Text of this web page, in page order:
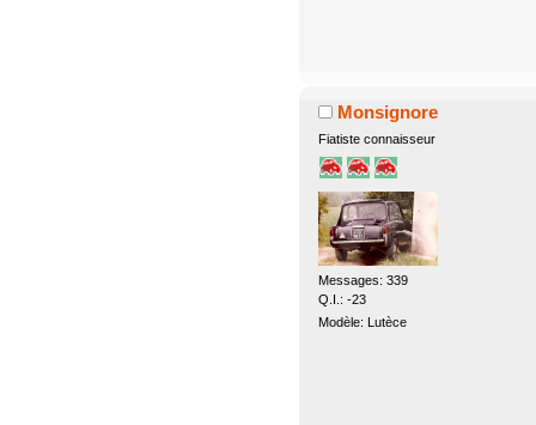
Monsignore
Fiatiste connaisseur
Messages: 339
Q.I.: -23
Modèle: Lutèce